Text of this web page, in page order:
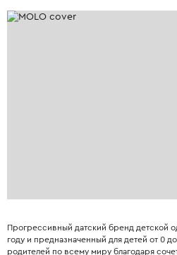
Прогрессивный датский бренд детской
году и предназначенный для детей от 0
родителей по всему миру благодаря